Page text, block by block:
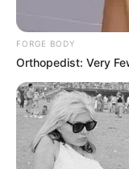
DOLAR
47,5844
ANKARA32 °C
PARÇALI BULUTLU